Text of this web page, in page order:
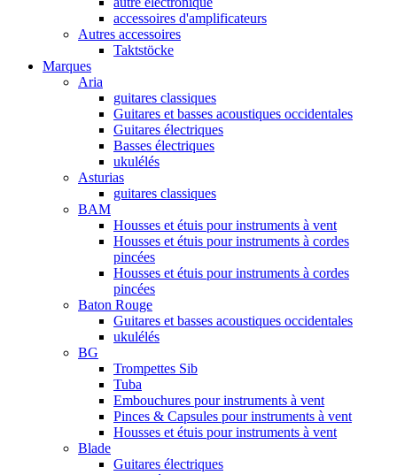
accessoires d'amplificateurs
Autres accessoires
Taktstöcke
Marques
Aria
guitares classiques
Guitares et basses acoustiques occidentales
Guitares électriques
Basses électriques
ukulélés
Asturias
guitares classiques
BAM
Housses et étuis pour instruments à vent
Housses et étuis pour instruments à cordes
pincées
Housses et étuis pour instruments à cordes
pincées
Baton Rouge
Guitares et basses acoustiques occidentales
ukulélés
BG
Trompettes Sib
Tuba
Embouchures pour instruments à vent
Pinces & Capsules pour instruments à vent
Housses et étuis pour instruments à vent
Blade
Guitares électriques